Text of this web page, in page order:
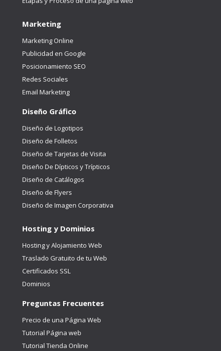
Marketing
Marketing Online
Publicidad en Google
Posicionamiento SEO
Redes Sociales
Email Marketing
Diseño Gráfico
Diseño de Logotipos
Diseño de Folletos
Diseño de Tarjetas de Visita
Diseño De Dípticos y Trípticos
Diseño de Catálogos
Diseño de Flyers
Diseño de Imagen Corporativa
Hosting y Dominios
Hosting y Alojamiento Web
Traslado Gratuito de tu Web
Certificados SSL
Dominios
Preguntas Frecuentes
Precio de una Página Web
Tutorial Página web
Tutorial Tienda Online